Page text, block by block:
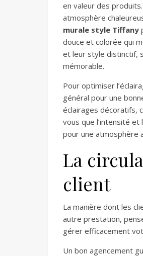
en valeur des
atmosphère
murale style Tiffany
douce et colorée qui
et leur style distinctif,
mémorable.
Pour optimiser
général pour une
éclairages décoratifs,
vous que l’intensité et
pour une atmosphère
La
client
La manière dont les
autre prestation,
gérer efficacement
Un bon agencement